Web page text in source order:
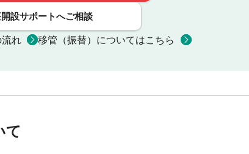
設サポートへご相談
れ 移管（振替）についてはこちら
て